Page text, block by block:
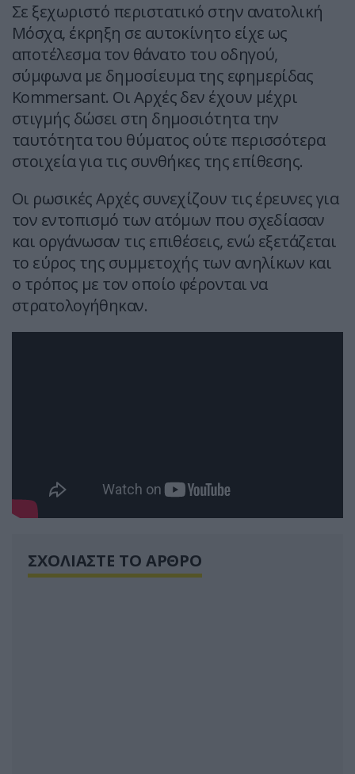
Σε ξεχωριστό περιστατικό στην ανατολική
Μόσχα, έκρηξη σε αυτοκίνητο είχε ως
αποτέλεσμα τον θάνατο του οδηγού,
σύμφωνα με δημοσίευμα της εφημερίδας
Kommersant. Οι Αρχές δεν έχουν μέχρι
στιγμής δώσει στη δημοσιότητα την
ταυτότητα του θύματος ούτε περισσότερα
στοιχεία για τις συνθήκες της επίθεσης.
Οι ρωσικές Αρχές συνεχίζουν τις έρευνες για
τον εντοπισμό των ατόμων που σχεδίασαν
και οργάνωσαν τις επιθέσεις, ενώ εξετάζεται
το εύρος της συμμετοχής των ανηλίκων και
ο τρόπος με τον οποίο φέρονται να
στρατολογήθηκαν.
ΣΧΟΛΙΑΣΤΕ ΤΟ ΑΡΘΡΟ